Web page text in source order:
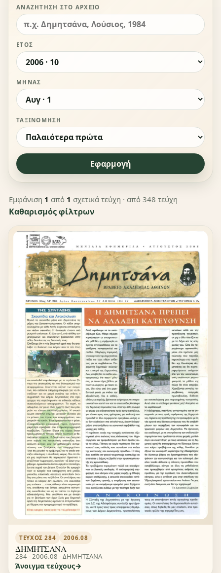
ΑΝΑΖΉΤΗΣΗ ΣΤΟ ΑΡΧΕΊΟ
ΈΤΟΣ
ΜΉΝΑΣ
ΤΑΞΙΝΌΜΗΣΗ
Εφαρμογή
Εμφάνιση 1 από 1 σχετικά τεύχη · από 348 τεύχη
Καθαρισμός φίλτρων
ΤΕΎΧΟΣ 284 2006.08
ΔΗΜΗΤΣΑΝΑ
284 - 2006.08 - ΔΗΜΗΤΣΑΝΑ
Άνοιγμα τεύχους